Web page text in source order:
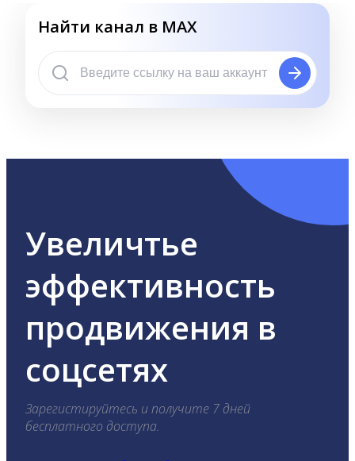
Найти канал в MAX
Увеличтье
эффективность
продвижения в
соцсетях
Зарегистируйтесь и получите 7 дней
бесплатного доступа.